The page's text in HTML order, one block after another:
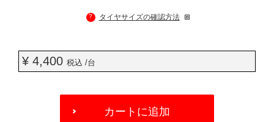
? タイヤサイズの確認方法
¥ 4,400 税込 /台
カートに追加